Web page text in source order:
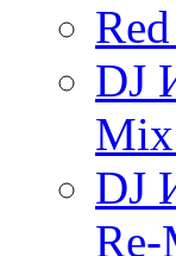
DJ
Mix
DJ